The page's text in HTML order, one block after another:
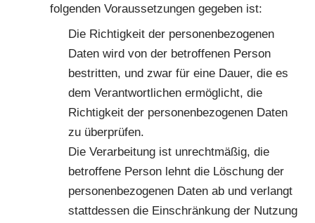
folgenden Voraussetzungen gegeben ist:
Die Richtigkeit der personenbezogenen
Daten wird von der betroffenen Person
bestritten, und zwar für eine Dauer, die es
dem Verantwortlichen ermöglicht, die
Richtigkeit der personenbezogenen Daten
zu überprüfen.
Die Verarbeitung ist unrechtmäßig, die
betroffene Person lehnt die Löschung der
personenbezogenen Daten ab und verlangt
stattdessen die Einschränkung der Nutzung